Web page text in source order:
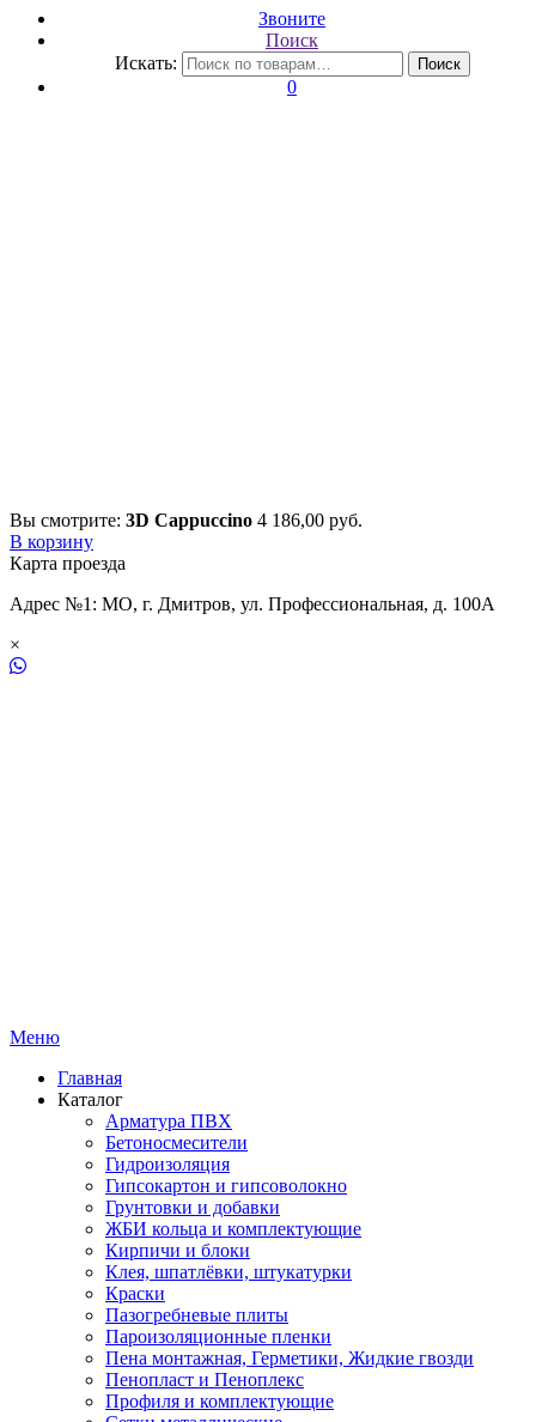
Звоните
Поиск
Искать:
Поиск
0
Вы смотрите: 3D Cappuccino 4 186,00 руб.
В корзину
Карта проезда
Адрес №1: МО, г. Дмитров, ул. Профессиональная, д. 100А
×
Меню
Главная
Каталог
Арматура ПВХ
Бетоносмесители
Гидроизоляция
Гипсокартон и гипсоволокно
Грунтовки и добавки
ЖБИ кольца и комплектующие
Кирпичи и блоки
Клея, шпатлёвки, штукатурки
Краски
Пазогребневые плиты
Пароизоляционные пленки
Пена монтажная, Герметики, Жидкие гвозди
Пенопласт и Пеноплекс
Профиля и комплектующие